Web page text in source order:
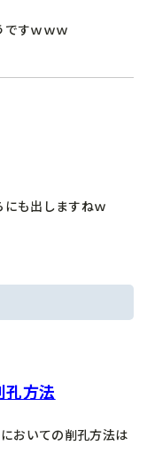
ですｗｗｗ
も出しますねｗ
孔方法
おいての削孔方法は